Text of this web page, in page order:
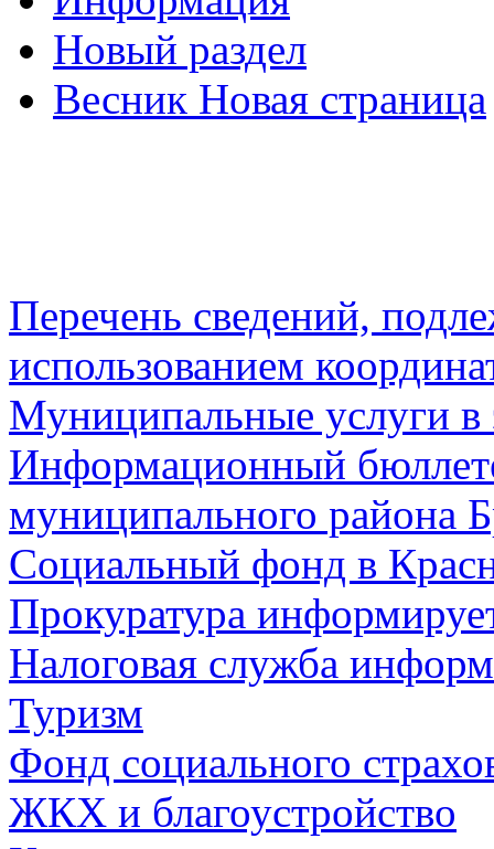
Новый раздел
Весник Новая страница
Перечень сведений,
использованием
Муниципальные услуги в
Информационный
муниципального района
Социальный фонд в
Прокуратура
Налоговая служба
Туризм
Фонд социального
ЖКХ и благоустройство